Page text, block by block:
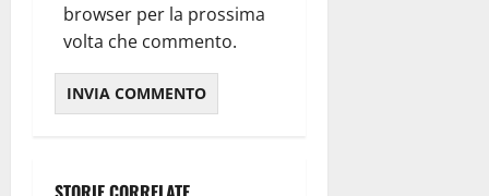
browser per la prossima
volta che commento.